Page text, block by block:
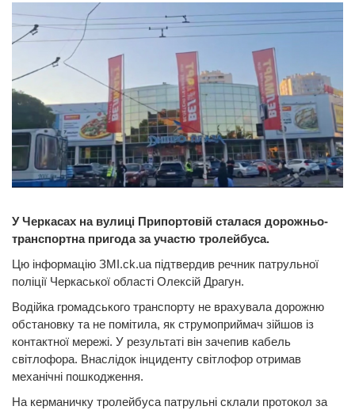
У Черкасах на вулиці Припортовій сталася дорожньо-
транспортна пригода за участю тролейбуса.
Цю інформацію ЗМІ.ck.ua підтвердив речник патрульної
поліції Черкаської області Олексій Драгун.
Водійка громадського транспорту не врахувала дорожню
обстановку та не помітила, як струмоприймач зійшов із
контактної мережі. У результаті він зачепив кабель
світлофора. Внаслідок інциденту світлофор отримав
механічні пошкодження.
На керманичку тролейбуса патрульні склали протокол за